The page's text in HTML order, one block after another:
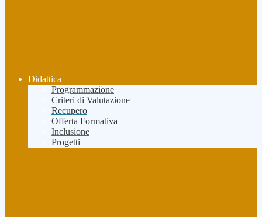
Didattica
Programmazione
Criteri di Valutazione
Recupero
Offerta Formativa
Inclusione
Progetti